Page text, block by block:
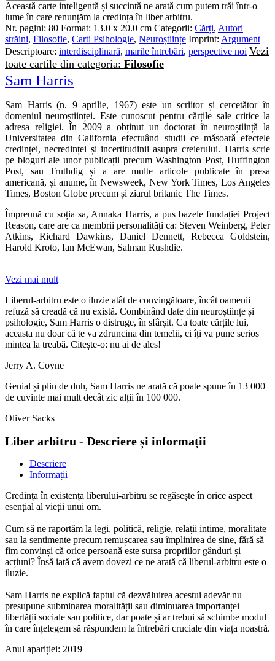
Această carte inteligentă și succintă ne arată cum putem trăi într-o
lume în care renunțăm la credința în liber arbitru.
Nr. pagini: 80 Format: 13.0 x 20.0 cm Categorii: Cărți, Autori
străini, Filosofie, Carti Psihologie, Neuroștiințe Imprint: Argument
Descriptoare: interdisciplinară, marile întrebări, perspective noi Vezi
toate cartile din categoria: Filosofie
Sam Harris
Sam Harris (n. 9 aprilie, 1967) este un scriitor și cercetător în
domeniul neuroștiinței. Este cunoscut pentru cărțile sale critice la
adresa religiei. În 2009 a obținut un doctorat în neuroștiință la
Universitatea din California efectuând studii ce mǎsoarǎ efectele
credinței, necredinței și incertitudinii asupra creierului. Harris scrie
pe bloguri ale unor publicații precum Washington Post, Huffington
Post, sau Truthdig și a are multe articole publicate în presa
americană, și anume, în Newsweek, New York Times, Los Angeles
Times, Boston Globe precum și ziarul britanic The Times.
Împreună cu soția sa, Annaka Harris, a pus bazele fundației Project
Reason, care are ca membrii personalități ca: Steven Weinberg, Peter
Atkins, Richard Dawkins, Daniel Dennett, Rebecca Goldstein,
Harold Kroto, Ian McEwan, Salman Rushdie.
Vezi mai mult
Liberul-arbitru este o iluzie atât de convingătoare, încât oamenii
refuză să creadă că nu există. Combinând date din neuroștiințe și
psihologie, Sam Harris o distruge, în sfârșit. Ca toate cărțile lui,
aceasta nu doar că te va zdruncina din temelii, ci îți va pune serios
mintea la treabă. Citește-o: nu ai de ales!
Jerry A. Coyne
Genial și plin de duh, Sam Harris ne arată că poate spune în 13 000
de cuvinte mai mult decât zic alții în 100 000.
Oliver Sacks
Liber arbitru - Descriere și informații
Descriere
Informații
Credința în existența liberului-arbitru se regăsește în orice aspect
esențial al vieții unui om.
Cum să ne raportăm la legi, politică, religie, relații intime, moralitate
sau la sentimente precum remușcarea sau împlinirea de sine, fără să
fim convinși că orice persoană este sursa propriilor gânduri și
acțiuni? Însă iată că avem dovezi ce ne arată că liberul-arbitru este o
iluzie.
Sam Harris ne explică faptul că dezvăluirea acestui adevăr nu
presupune subminarea moralității sau diminuarea importanței
libertății sociale sau politice, dar poate și ar trebui să schimbe modul
în care înțelegem să răspundem la întrebări cruciale din viața noastră.
Anul apariției: 2019